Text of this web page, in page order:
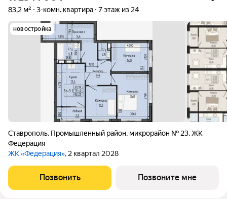
83,2 м² 3-комн. квартира 7 этаж из 24
новостройка
Ставрополь, Промышленный район, микрорайон № 23,ЖК
Федерация
ЖК «Федерация», 2 квартал 2028
Позвонить Позвоните мне